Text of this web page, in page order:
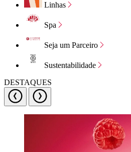
Linhas
Spa
Seja um Parceiro
Sustentabilidade
DESTAQUES